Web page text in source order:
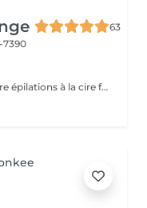
63
7390
Aussi possible avec épilation sous le titre épilations à la cire femme